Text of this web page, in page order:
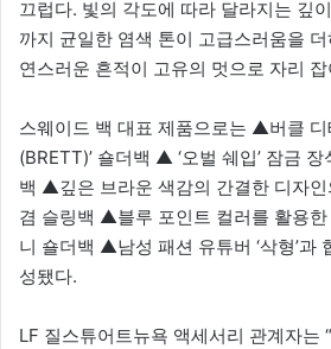
끄럽다. 빛의 각도에 따라 달라지는 깊
까지 균일한 염색 톤이 고급스러움을
연스러운 흔적이 고유의 멋으로 자리
스웨이드 백 대표 제품으로는 ▲버클 디
(BRETT)’ 숄더백 ▲ ‘오벌 쉐입’ 잠금 장
백 ▲깊은 브라운 색감의 간결한 디자인
겸 슬링백 ▲블루 포인트 컬러를 활용한
니 숄더백 ▲남성 패션 유튜버 ‘삭형’과
성됐다.
LF 질스튜어트뉴욕 액세서리 관계자는